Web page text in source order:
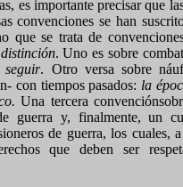
es importante precisar que
convenciones se han
que se trata de
. Uno es sobre
. Otro versa sobre
con tiempos pasados: la
Una tercera
guerra y, finalmente, un
de guerra, los cuales,
que deben ser